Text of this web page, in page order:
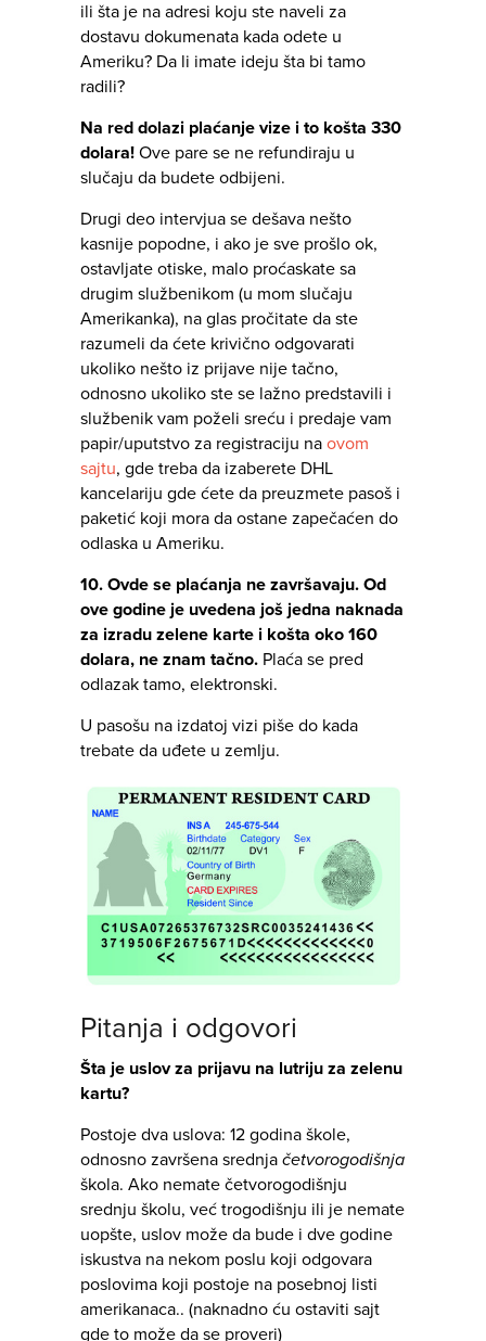
ili šta je na adresi koju ste naveli za
dostavu dokumenata kada odete u
Ameriku? Da li imate ideju šta bi tamo
radili?
Na red dolazi plaćanje vize i to košta 330
dolara! Ove pare se ne refundiraju u
slučaju da budete odbijeni.
Drugi deo intervjua se dešava nešto
kasnije popodne, i ako je sve prošlo ok,
ostavljate otiske, malo proćaskate sa
drugim službenikom (u mom slučaju
Amerikanka), na glas pročitate da ste
razumeli da ćete krivično odgovarati
ukoliko nešto iz prijave nije tačno,
odnosno ukoliko ste se lažno predstavili i
službenik vam poželi sreću i predaje vam
papir/uputstvo za registraciju na ovom
sajtu, gde treba da izaberete DHL
kancelariju gde ćete da preuzmete pasoš i
paketić koji mora da ostane zapečaćen do
odlaska u Ameriku.
10. Ovde se plaćanja ne završavaju. Od
ove godine je uvedena još jedna naknada
za izradu zelene karte i košta oko 160
dolara, ne znam tačno. Plaća se pred
odlazak tamo, elektronski.
U pasošu na izdatoj vizi piše do kada
trebate da uđete u zemlju.
Pitanja i odgovori
Šta je uslov za prijavu na lutriju za zelenu
kartu?
Postoje dva uslova: 12 godina škole,
odnosno završena srednja četvorogodišnja
škola. Ako nemate četvorogodišnju
srednju školu, već trogodišnju ili je nemate
uopšte, uslov može da bude i dve godine
iskustva na nekom poslu koji odgovara
poslovima koji postoje na posebnoj listi
amerikanaca.. (naknadno ću ostaviti sajt
gde to može da se proveri)